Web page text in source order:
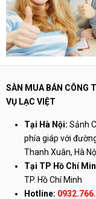
SÀN MUA BÁN CÔNG
VỤ LẠC VIỆT
Tại Hà Nội: Sảnh
phía giáp với
Thanh Xuân, Hà
Tại TP Hồ Chí
TP. Hồ Chí Minh
Hotline: